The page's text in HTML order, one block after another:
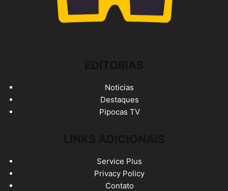
Noticias
Destaques
Pipocas TV
Service Plus
Privacy Policy
Contato